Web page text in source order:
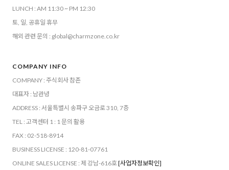
LUNCH : AM 11:30 ~ PM 12:30
토, 일, 공휴일 휴무
해외 관련 문의 : global@charmzone.co.kr
COMPANY INFO
COMPANY : 주식회사 참존
대표자 : 남관녕
ADDRESS : 서울특별시 송파구 오금로 310, 7층
TEL : 고객센터 1 : 1 문의 활용
FAX : 02-518-8914
BUSINESS LICENSE : 120-81-07761
ONLINE SALES LICENSE : 제 강남-616호[사업자정보확인]